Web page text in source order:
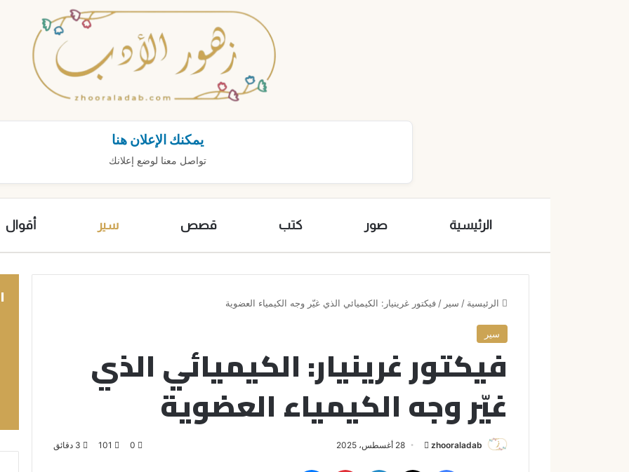
يمكنك الإعلان هنا
تواصل معنا لوضع إعلانك
الرئيسية صور كتب قصص سير أقوال
الرئيسية / سير / فيكتور غرينيار: الكيميائي الذي غيّر وجه الكيمياء العضوية
سير
فيكتور غرينيار: الكيميائي الذي
غيّر وجه الكيمياء العضوية
zhooraladab 28 أغسطس، 2025 0
101